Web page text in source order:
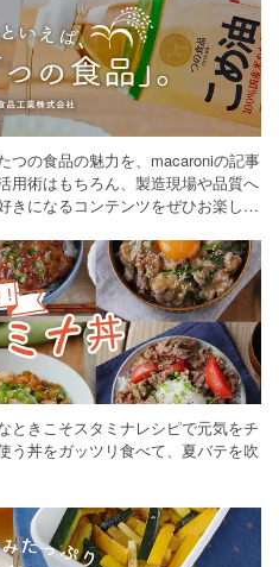
つの食品の魅力を、macaroniの記事
用術はもちろん、製造現場や品質へ
きになるコンテンツをぜひお楽しみ
ときこそスタミナレシピで元気をチ
う丼をガッツリ食べて、夏バテを吹